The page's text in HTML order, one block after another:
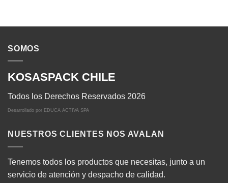
SOMOS
KOSASPACK CHILE
Todos los Derechos Reservados 2026
Desarrollado por EDUCA ACTIVA SPA
NUESTROS CLIENTES NOS AVALAN
Tenemos todos los productos que necesitas, junto a un
servicio de atención y despacho de calidad.